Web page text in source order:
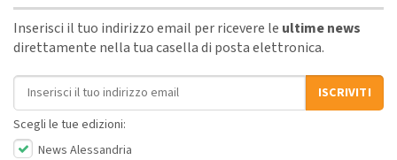
Inserisci il tuo indirizzo email per ricevere le ultime news
direttamente nella tua casella di posta elettronica.
Indirizzo email
ISCRIVITI
Scegli le tue edizioni:
News Alessandria